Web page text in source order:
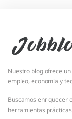
Nuestro blog ofrece
empleo, economía y
Buscamos enriquecer
herramientas